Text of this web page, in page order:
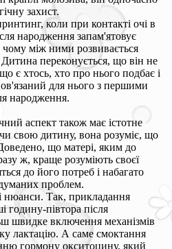
захист.
коли при контакті очі в
народження запам'ятовує
між ними розвивається
переконується, що він не
є хтось, хто про нього подбає і
для нього з першими
народження.
аспект також має істотне
свою дитину, вона розуміє, що
що матері, яким до
ж, краще розуміють своєї
до його потреб і набагато
проблем.
нюанси. Так, прикладання
годину-півтора після
швидке включення механізмів
лактацію. А саме смоктання
гормону окситоцину, який